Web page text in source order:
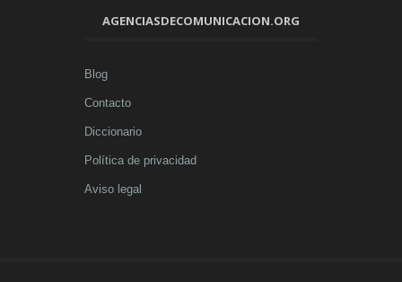
AGENCIASDECOMUNICACION.ORG
Blog
Contacto
Diccionario
Política de privacidad
Aviso legal